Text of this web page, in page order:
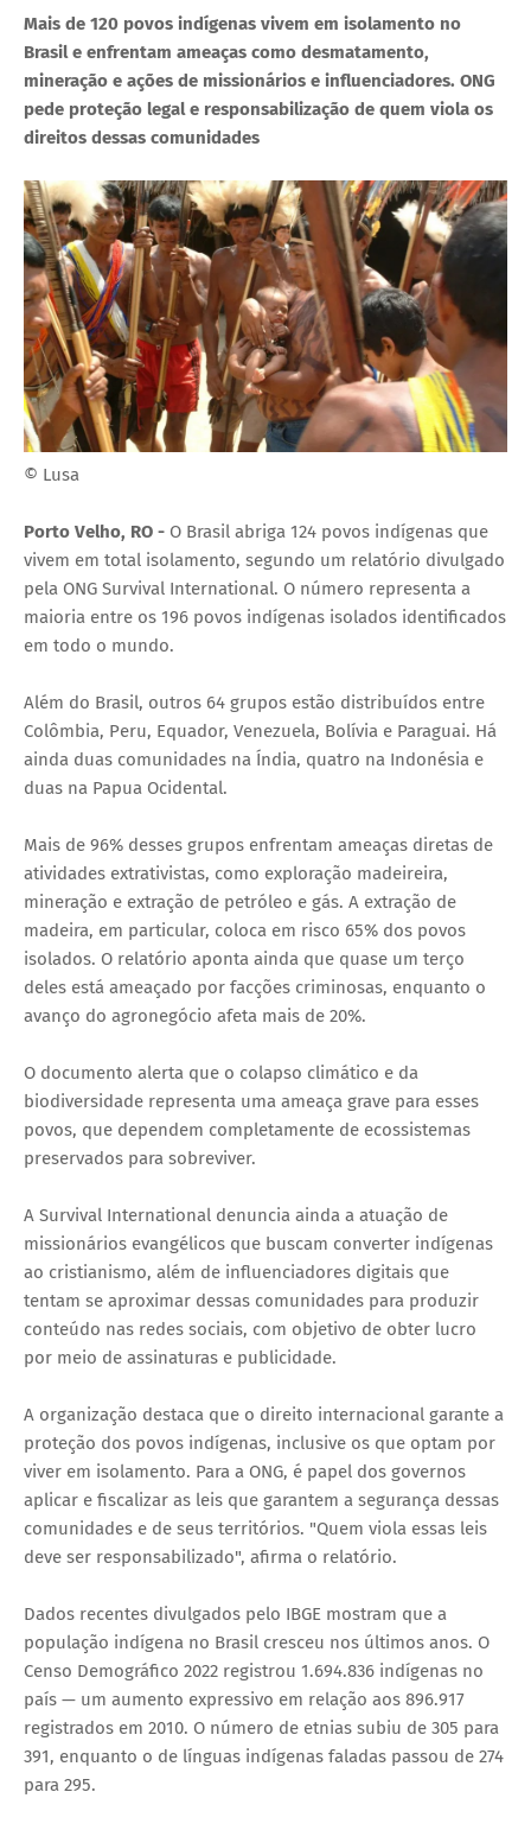
Mais de 120 povos indígenas vivem em isolamento no
Brasil e enfrentam ameaças como desmatamento,
mineração e ações de missionários e influenciadores. ONG
pede proteção legal e responsabilização de quem viola os
direitos dessas comunidades
© Lusa
Porto Velho, RO - O Brasil abriga 124 povos indígenas que
vivem em total isolamento, segundo um relatório divulgado
pela ONG Survival International. O número representa a
maioria entre os 196 povos indígenas isolados identificados
em todo o mundo.
Além do Brasil, outros 64 grupos estão distribuídos entre
Colômbia, Peru, Equador, Venezuela, Bolívia e Paraguai. Há
ainda duas comunidades na Índia, quatro na Indonésia e
duas na Papua Ocidental.
Mais de 96% desses grupos enfrentam ameaças diretas de
atividades extrativistas, como exploração madeireira,
mineração e extração de petróleo e gás. A extração de
madeira, em particular, coloca em risco 65% dos povos
isolados. O relatório aponta ainda que quase um terço
deles está ameaçado por facções criminosas, enquanto o
avanço do agronegócio afeta mais de 20%.
O documento alerta que o colapso climático e da
biodiversidade representa uma ameaça grave para esses
povos, que dependem completamente de ecossistemas
preservados para sobreviver.
A Survival International denuncia ainda a atuação de
missionários evangélicos que buscam converter indígenas
ao cristianismo, além de influenciadores digitais que
tentam se aproximar dessas comunidades para produzir
conteúdo nas redes sociais, com objetivo de obter lucro
por meio de assinaturas e publicidade.
A organização destaca que o direito internacional garante a
proteção dos povos indígenas, inclusive os que optam por
viver em isolamento. Para a ONG, é papel dos governos
aplicar e fiscalizar as leis que garantem a segurança dessas
comunidades e de seus territórios. "Quem viola essas leis
deve ser responsabilizado", afirma o relatório.
Dados recentes divulgados pelo IBGE mostram que a
população indígena no Brasil cresceu nos últimos anos. O
Censo Demográfico 2022 registrou 1.694.836 indígenas no
país — um aumento expressivo em relação aos 896.917
registrados em 2010. O número de etnias subiu de 305 para
391, enquanto o de línguas indígenas faladas passou de 274
para 295.